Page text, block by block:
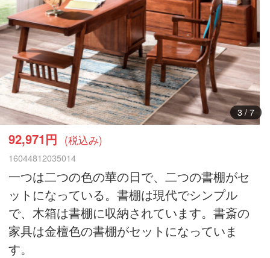
3/ 7
92,971円 (税込み)
16044812035014
一つは二つの色の華の日で、二つの書棚がセ
ットになっている。書棚は現代でシンプル
で、木箱は書棚に収納されています。書斎の
家具は金檀色の書棚がセットになっていま
す。